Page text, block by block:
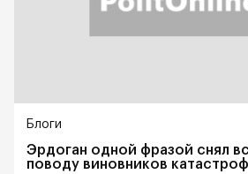
Блоги
Эрдоган одной фразой снял
поводу виновников